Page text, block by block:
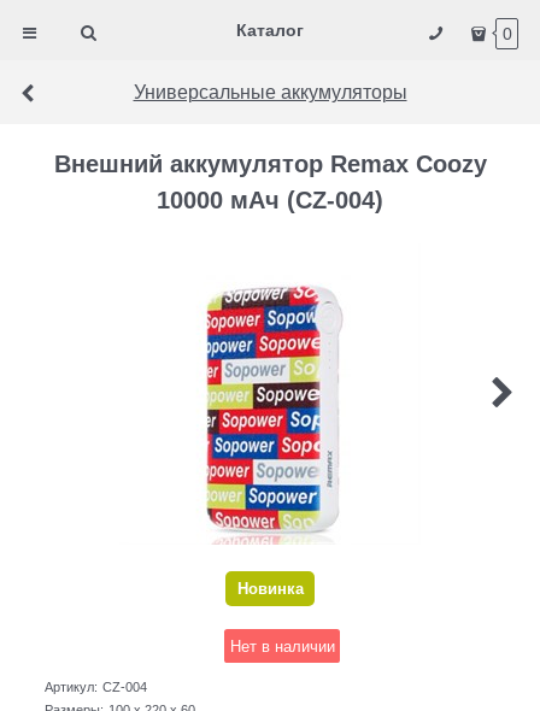
Каталог 0
Универсальные аккумуляторы
Внешний аккумулятор Remax Coozy
10000 мАч (CZ-004)
Новинка
Нет в наличии
Артикул: CZ-004